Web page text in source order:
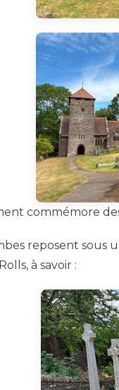
commémore
reposent sous
à savoir :